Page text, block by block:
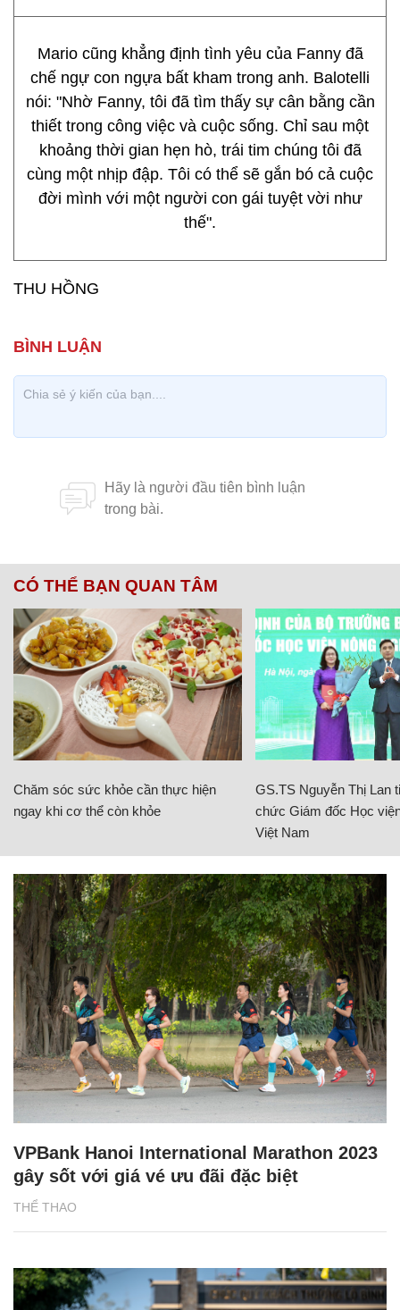
Mario cũng khẳng định tình yêu của Fanny đã
chế ngự con ngựa bất kham trong anh. Balotelli
nói: "Nhờ Fanny, tôi đã tìm thấy sự cân bằng cần
thiết trong công việc và cuộc sống. Chỉ sau một
khoảng thời gian hẹn hò, trái tim chúng tôi đã
cùng một nhịp đập. Tôi có thể sẽ gắn bó cả cuộc
đời mình với một người con gái tuyệt vời như
thế".
THU HỒNG
CÓ THỂ BẠN QUAN TÂM
Chăm sóc sức khỏe cần thực hiện
ngay khi cơ thể còn khỏe
GS.TS Nguyễn Thị Lan
chức Giám đốc Học
Việt Nam
THỂ THAO
VPBank Hanoi International Marathon 2023
gây sốt với giá vé ưu đãi đặc biệt